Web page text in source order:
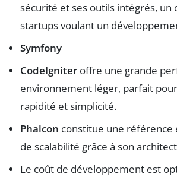
sécurité et ses outils intégrés, un
startups voulant un
Symfony
CodeIgniter offre une grande
environnement léger, parfait
rapidité et simplicité.
Phalcon constitue une référence
de scalabilité grâce à son
Le coût de développement est